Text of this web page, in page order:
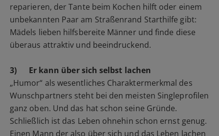
reparieren, der Tante beim Kochen hilft oder einem
unbekannten Paar am Straßenrand Starthilfe gibt:
Mädels lieben hilfsbereite Männer und finde diese
überaus attraktiv und beeindruckend.
3) Er kann über sich selbst lachen
„Humor“ als wesentliches Charaktermerkmal des
Wunschpartners steht bei den meisten Singleprofilen
ganz oben. Und das hat schon seine Gründe.
Schließlich ist das Leben ohnehin schon ernst genug.
Einen Mann der also über sich und das Leben lachen